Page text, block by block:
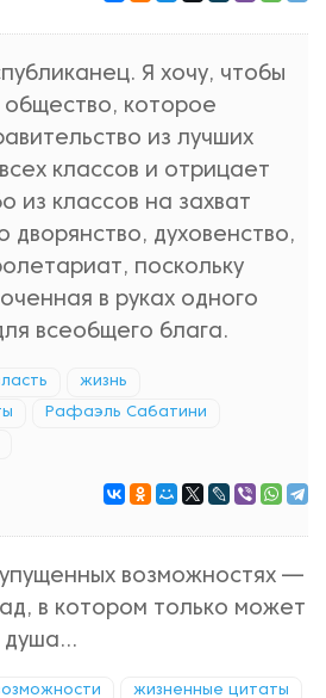
Я хочу, чтобы
которое
из лучших
классов и отрицает
из классов на захват
дворянство, духовенство,
поскольку
в руках одного
всеобщего блага.
жизнь
Рафаэль Сабатини
возможностях —
в котором только может
душа...
жизненные цитаты